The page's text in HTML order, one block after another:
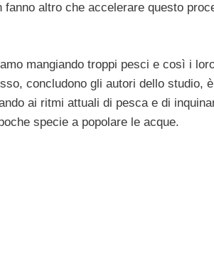
altro che accelerare questo
mangiando troppi pesci e così i
concludono gli autori dello studio, è
ai ritmi attuali di pesca e di
specie a popolare le acque.